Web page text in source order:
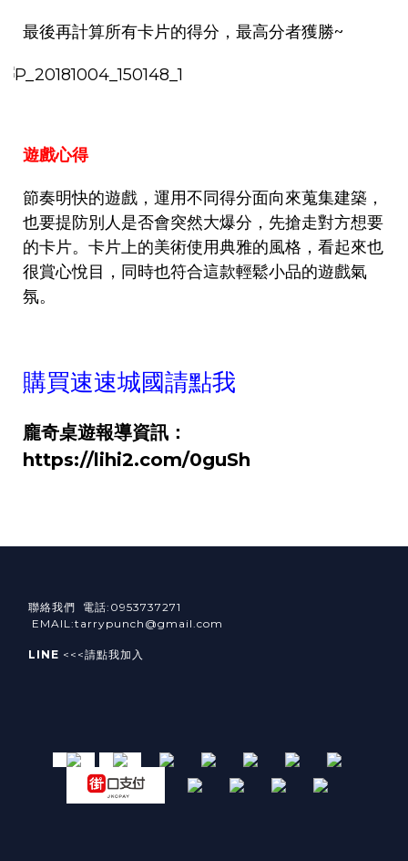
最後再計算所有卡片的得分，最高分者獲勝~
遊戲心得
節奏明快的遊戲，運用不同得分面向來蒐集建築，
也要提防別人是否會突然大爆分，先搶走對方想要
的卡片。卡片上的美術使用典雅的風格，看起來也
很賞心悅目，同時也符合這款輕鬆小品的遊戲氣
氛。
購買速速城國請點我
龐奇桌遊報導資訊：
https://lihi2.com/0guSh
聯絡我們 電話:0953737271
EMAIL:tarrypunch@gmail.com
LINE <<<請點我加入